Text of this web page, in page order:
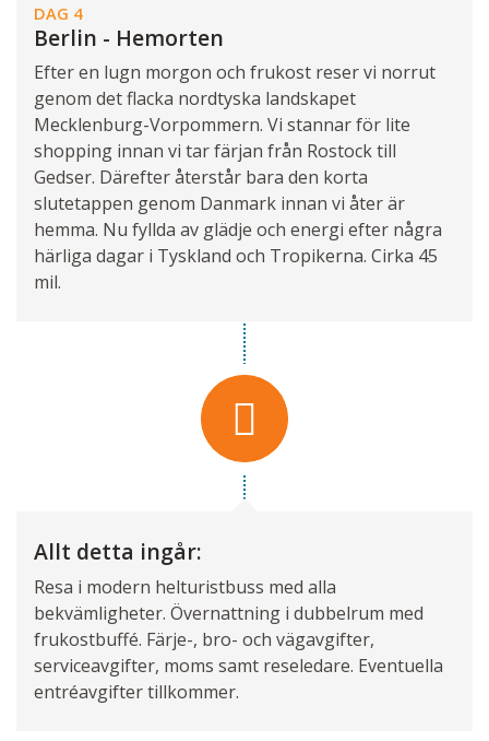
DAG 4
Berlin - Hemorten
Efter en lugn morgon och frukost reser vi norrut
genom det flacka nordtyska landskapet
Mecklenburg-Vorpommern. Vi stannar för lite
shopping innan vi tar färjan från Rostock till
Gedser. Därefter återstår bara den korta
slutetappen genom Danmark innan vi åter är
hemma. Nu fyllda av glädje och energi efter några
härliga dagar i Tyskland och Tropikerna. Cirka 45
mil.
Allt detta ingår:
Resa i modern helturistbuss med alla
bekvämligheter. Övernattning i dubbelrum med
frukostbuffé. Färje-, bro- och vägavgifter,
serviceavgifter, moms samt reseledare. Eventuella
entréavgifter tillkommer.